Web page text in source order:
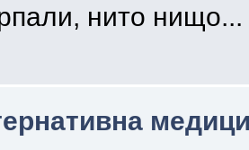
нито нищо...